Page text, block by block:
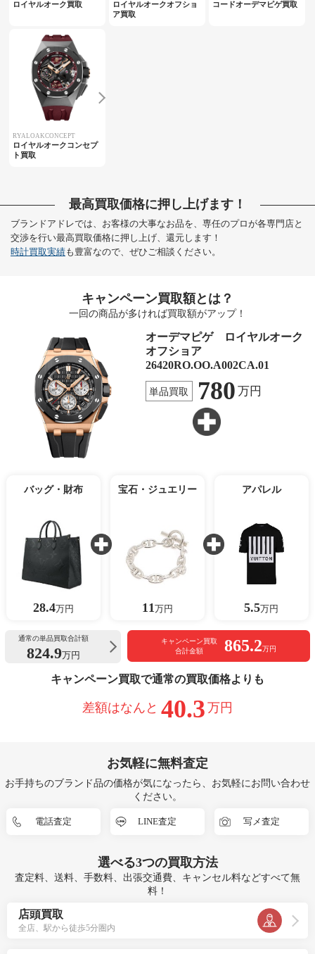
ロイヤルオーク買取
ロイヤルオークオフショ
ア買取
コードオーデマピゲ買取
RYALOAKCONCEPT
ロイヤルオークコンセプ
ト買取
最高買取価格に押し上げます！
ブランドアドレでは、お客様の大事なお品を、専任のプロが各専門店と
交渉を行い最高買取価格に押し上げ、還元します！
時計買取実績も豊富なので、ぜひご相談ください。
キャンペーン買取額とは？
一回の商品が多ければ買取額がアップ！
オーデマピゲ ロイヤルオーク
オフショア
26420RO.OO.A002CA.01
単品買取 780 万円
バッグ・財布
28.4万円
宝石・ジュエリー
11 万円
アパレル
5.5万円
通常の単品買取合計額
824.9万円
キャンペーン買取
合計金額
865.2万円
キャンペーン買取で通常の買取価格よりも
差額はなんと 40.3 万円
お気軽に無料査定
お手持ちのブランド品の価格が気になったら、お気軽にお問い合わせ
ください。
電話査定 LINE査定 写メ査定
選べる3つの買取方法
査定料、送料、手数料、出張交通費、キャンセル料などすべて無
料！
店頭買取
全店、駅から徒歩5分圏内